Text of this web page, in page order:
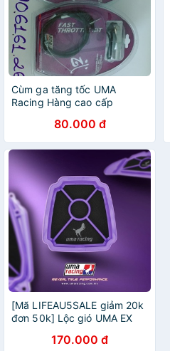
Cùm ga tăng tốc UMA
Racing Hàng cao cấp
80.000 đ
[Mã LIFEAU5SALE giảm 20k
đơn 50k] Lộc gió UMA EX
chính hãng UMA )
170.000 đ